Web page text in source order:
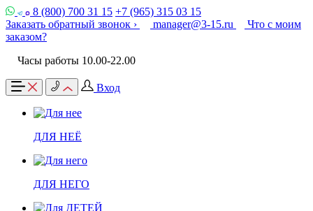
8 (800) 700 31 15 +7 (965) 315 03 15
Заказать обратный звонок ›
manager@3-15.ru
Что с моим
заказом?
Часы работы 10.00-22.00
Вход
ДЛЯ НЕЁ
ДЛЯ НЕГО